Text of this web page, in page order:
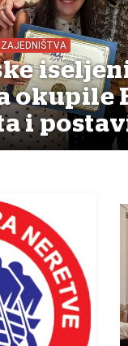
ZAJEDNIŠTVA
okupile
i